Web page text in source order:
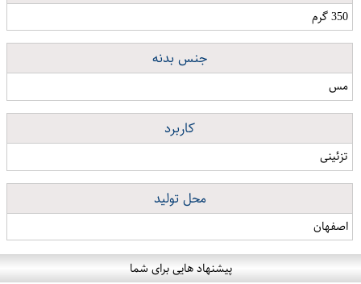
350 گرم
جنس بدنه
مس
کاربرد
تزئینی
محل تولید
اصفهان
پیشنهاد هایی برای شما